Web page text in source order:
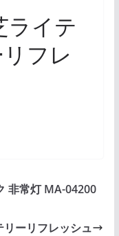
ライテ
フレ
非常灯 MA-04200
リーリフレッシュ